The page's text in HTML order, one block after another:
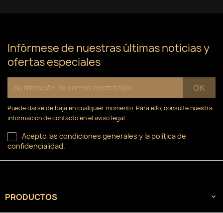
Infórmese de nuestras últimas noticias y
ofertas especiales
Puede darse de baja en cualquier momento. Para ello, consulte nuestra
información de contacto en el aviso legal.
Acepto las condiciones generales y la política de
confidencialidad.
PRODUCTOS 